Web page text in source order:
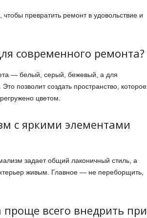
превратить ремонт в удовольствие и
современного ремонта?
— белый, серый, бежевый, а для
позволит создать пространство, которое
цветом.
с яркими элементами
задает общий лаконичный стиль, а
живым. Главное — не переборщить,
всего внедрить при